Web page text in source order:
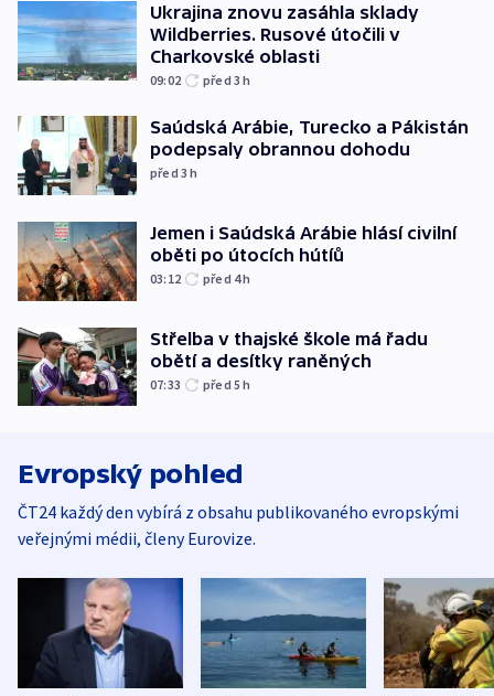
Ukrajina znovu zasáhla sklady
Wildberries. Rusové útočili v
Charkovské oblasti
09:02 před 3h
Saúdská Arábie, Turecko a Pákistán
podepsaly obrannou dohodu
před 3h
Jemen i Saúdská Arábie hlásí civilní
oběti po útocích hútíů
03:12 před 4h
Střelba v thajské škole má řadu
obětí a desítky raněných
07:33 před 5h
Evropský pohled
ČT24 každý den vybírá z obsahu publikovaného evropskými
veřejnými médii, členy Eurovize.